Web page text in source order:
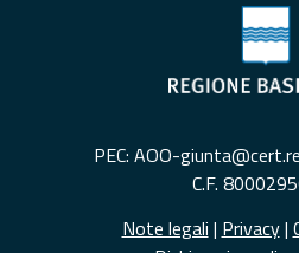
PEC: AOO-
C.F.
Note legali | Privacy|